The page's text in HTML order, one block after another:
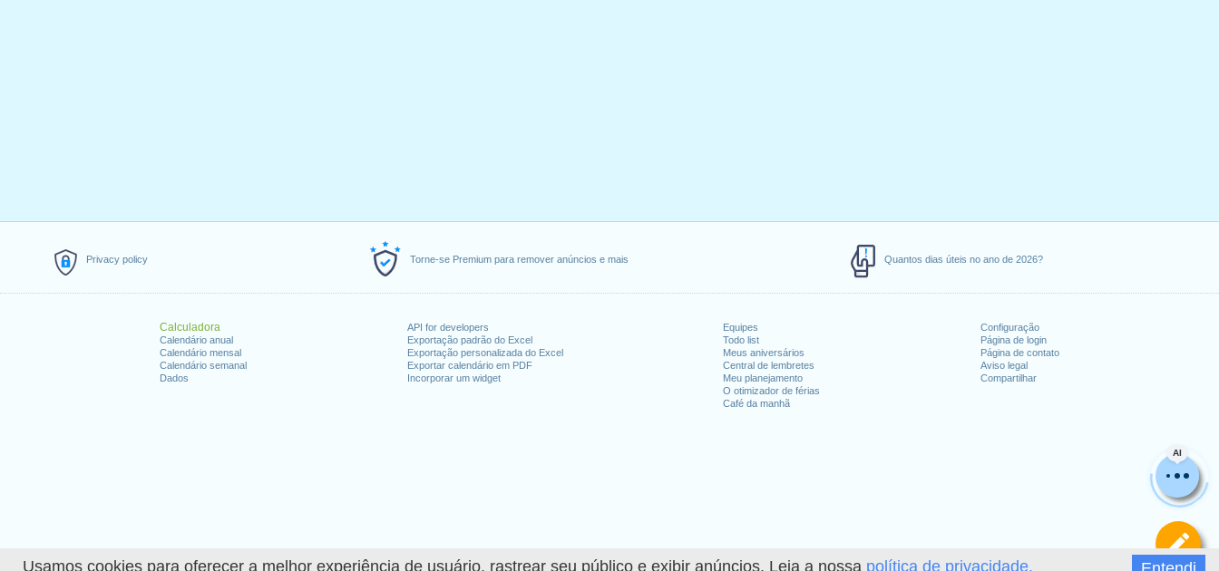
Usamos cookies para oferecer a melhor experiência de usuário, rastrear seu público e exibir anúncios. Leia a nossa política de privacidade.
Privacy policy Torne-se Premium para remover anúncios e mais Quantos dias úteis no ano de 2026?
Calculadora
Calendário anual
Calendário mensal
Calendário semanal
Dados
API for developers
Exportação padrão do Excel
Exportação personalizada do Excel
Exportar calendário em PDF
Incorporar um widget
Equipes
Todo list
Meus aniversários
Central de lembretes
Meu planejamento
O otimizador de férias
Café da manhã
Configuração
Página de login
Página de contato
Aviso legal
Compartilhar
AI